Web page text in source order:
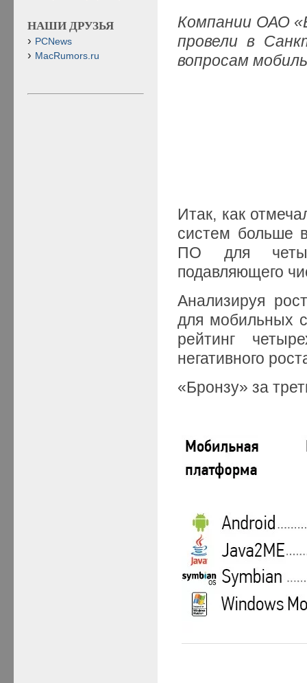
Компании ОАО
провели в
вопросам
Итак, как
систем больше
ПО для
подавляющего
Анализируя
для мобильных
рейтинг
негативного
«Бронзу» за
НАШИ ДРУЗЬЯ
PCNews
MacRumors.ru